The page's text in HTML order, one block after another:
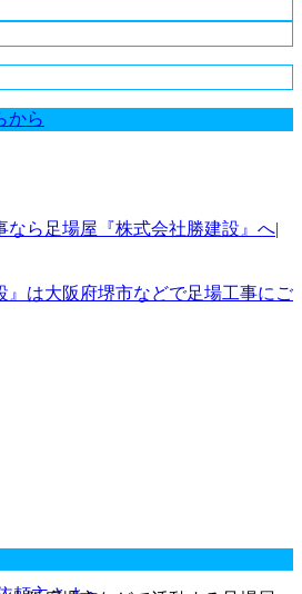
』は大阪府堺市などで足場工事にご